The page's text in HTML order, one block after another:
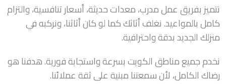
نتميز بفريق عمل مدرب، معدات حديثة، أسعار تنافسية، والتزام
كامل بالمواعيد. نغلف أثاثك كما لو كان أثاثنا، ونركبه في
منزلك الجديد بدقة واحترافية.
نخدم جميع مناطق الكويت بسرعة واستجابة فورية. هدفنا هو
رضاك الكامل، لأن سمعتنا مبنية على ثقة عملائنا.